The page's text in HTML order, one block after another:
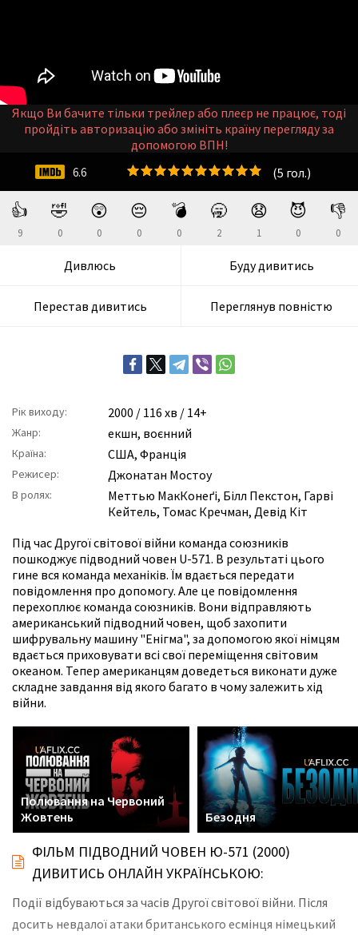
👍
9
🤣
0
😲
0
😔
0
💣
0
🥱
2
😧
1
😈
0
👎
0
Дивлюсь Буду дивитись
Перестав дивитись Переглянув повністю
Рік виходу: 2000 / 116 хв / 14+
Жанр: екшн, воєнний
Країна: США, Франція
Режисер: Джонатан Мостоу
В ролях: Меттью МакКонеґі, Білл Пекстон, Гарві
Кейтель, Томас Кречман, Девід Кіт
Під час Другої світової війни команда союзників
пошкоджує підводний човен U-571. В результаті цього
гине вся команда механіків. Їм вдається передати
повідомлення про допомогу. Але це повідомлення
перехоплює команда союзників. Вони відправляють
американський підводний човен, щоб захопити
шифрувальну машину "Енігма", за допомогою якої німцям
вдається приховувати всі свої переміщення світовим
океаном. Тепер американцям доведеться виконати дуже
складне завдання від якого багато в чому залежить хід
війни.
(5 гол.)
6.6
Якщо Ви бачите тільки трейлер або плеєр не працює, тоді
пройдіть авторизацію або змініть країну перегляду за
допомогою ВПН!
Полювання на Червоний
Жовтень
Безодня
ФІЛЬМ ПІДВОДНИЙ ЧОВЕН Ю-571 (2000)
ДИВИТИСЬ ОНЛАЙН УКРАЇНСЬКОЮ:
Події відбуваються за часів Другої світової війни. Після
досить невдалої атаки британського есмінця німецький